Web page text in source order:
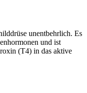
unentbehrlich. Es
und ist
(T4) in das aktive